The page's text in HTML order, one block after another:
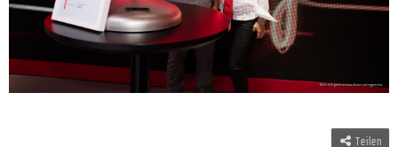
Teilen